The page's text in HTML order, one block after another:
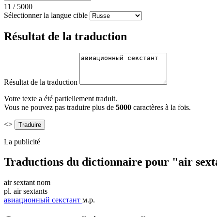
11 / 5000
Sélectionner la langue cible
Résultat de la traduction
Résultat de la traduction
Votre texte a été partiellement traduit.
Vous ne pouvez pas traduire plus de 5000 caractères à la fois.
<>
La publicité
Traductions du dictionnaire pour "air
air sextant nom
pl. air sextants
авиационный секстант м.р.